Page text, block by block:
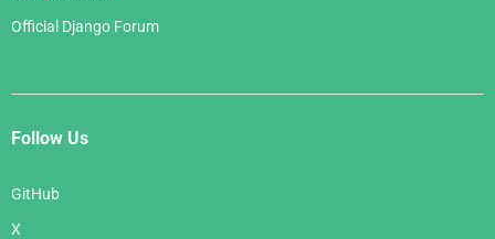
Official Django Forum
Follow Us
GitHub
X